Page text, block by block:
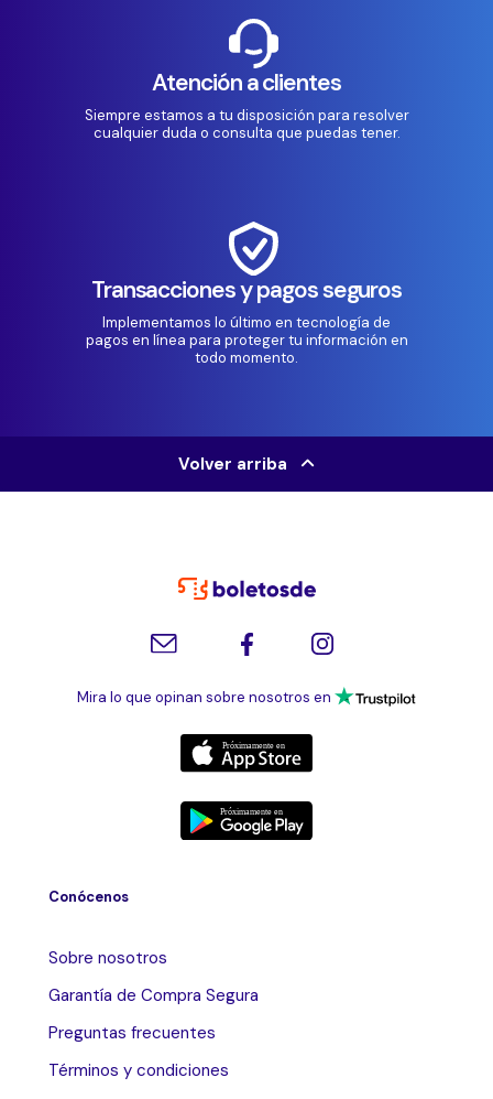
Atención a clientes
Siempre estamos a tu disposición para resolver
cualquier duda o consulta que puedas tener.
Transacciones y pagos seguros
Implementamos lo último en tecnología de
pagos en línea para proteger tu información en
todo momento.
Volver arriba
Mira lo que opinan sobre nosotros en
Conócenos
Sobre nosotros
Garantía de Compra Segura
Preguntas frecuentes
Términos y condiciones